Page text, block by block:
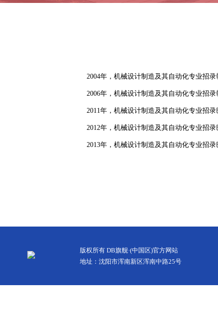
2004年，机械设计制造及其自动化专业招
2006年，机械设计制造及其自动化专业招
2011年，机械设计制造及其自动化专业招
2012年，机械设计制造及其自动化专业招
2013年，机械设计制造及其自动化专业招
版权所有 DB旗舰·(中国区)官方网站
地址：沈阳市浑南新区浑南中路25号